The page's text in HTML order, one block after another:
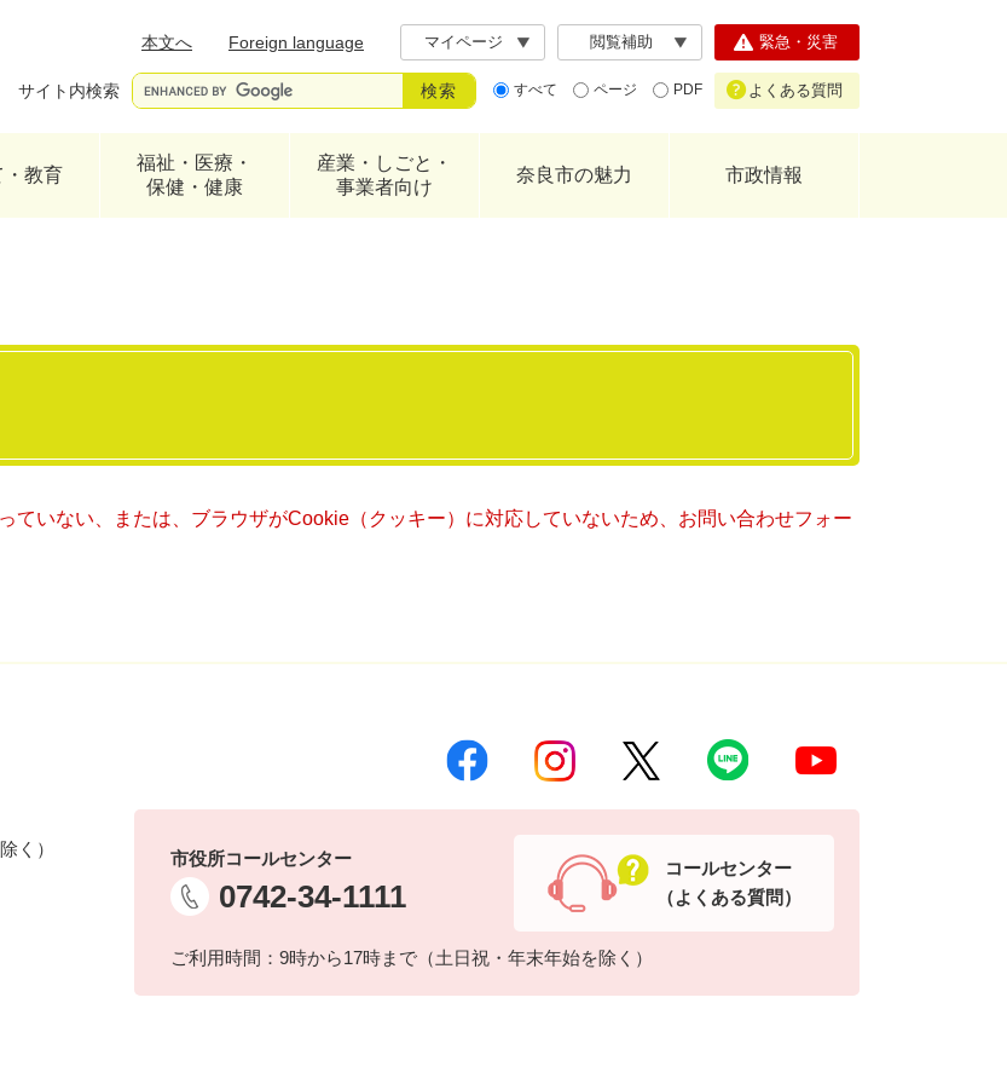
本文へ
Foreign language マイページ 閲覧補助
サイト内検索 すべて ページ PDF
緊急・災害
よくある質問
・教育
福祉・医療・
保健・健康
産業・しごと・
事業者向け
奈良市の魅力 市政情報
ていない、または、ブラウザがCookie（クッキー）に対応していないため、お問い合わせフォー
く）
市役所コールセンター
0742-34-1111
ご利用時間：9時から17時まで（土日祝・年末年始を除く）
コールセンター
（よくある質問）